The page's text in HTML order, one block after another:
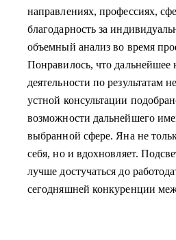
направлениях, профессиях,
благодарность за
объемный анализ во время
Понравилось, что дальнейшее
деятельности по результатам
устной консультации
возможности дальнейшего
выбранной сфере. Яна не
себя, но и вдохновляет.
лучше достучаться до
сегодняшней конкуренции